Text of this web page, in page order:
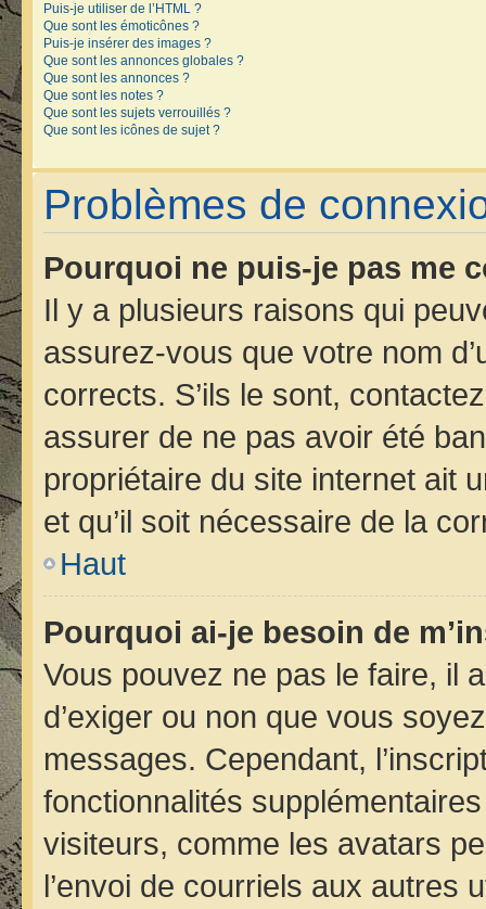
Puis-je utiliser de l’HTML ?
Que sont les émoticônes ?
Puis-je insérer des images ?
Que sont les annonces globales ?
Que sont les annonces ?
Que sont les notes ?
Que sont les sujets verrouillés ?
Que sont les icônes de sujet ?
Problèmes de
Pourquoi ne puis-je pas me
Il y a plusieurs raisons qui
assurez-vous que votre nom
corrects. S’ils le sont,
assurer de ne pas avoir été
propriétaire du site internet ait
et qu’il soit nécessaire de la
Haut
Pourquoi ai-je besoin de
Vous pouvez ne pas le faire, il
d’exiger ou non que vous
messages. Cependant,
fonctionnalités
visiteurs, comme les avatars
l’envoi de courriels aux autres